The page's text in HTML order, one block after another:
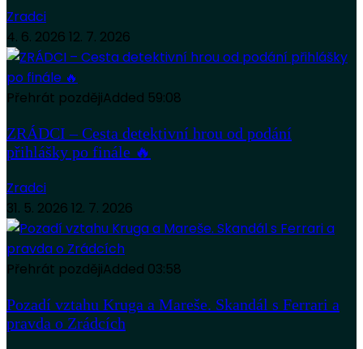
Zradci
4. 6. 2026 12. 7. 2026
Přehrát pozdějiAdded 59:08
ZRÁDCI – Cesta detektivní hrou od podání
přihlášky po finále 🔥
Zradci
31. 5. 2026 12. 7. 2026
Přehrát pozdějiAdded 03:58
Pozadí vztahu Kruga a Mareše. Skandál s Ferrari a
pravda o Zrádcích